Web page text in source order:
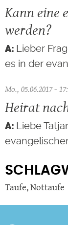
Kann eine
werden?
Lieber
es in der
Mo., 05.06.2017 -
Heirat
Liebe
Taufe,Nottaufe